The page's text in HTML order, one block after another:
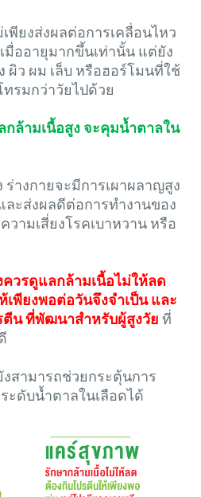
พียงส่งผลต่อการเคลื่อนไหว
มื่ออายุมากขึ้นเท่านั้น แต่ยัง
ว ผม เล็บ หรือฮอร์โมนที่ใช้
รมกว่าวัยไปด้วย
ล้ามเนื้อสูง จะคุมน้ำตาลใน
างกายจะมีการเผาผลาญสูง
ละส่งผลดีต่อการทำงานของ
ามเสี่ยงโรคเบาหวาน หรือ
ควรดูแลกล้ามเนื้อไม่ให้ลด
เพียงพอต่อวันจึงจำเป็น และ
ตีน ที่พัฒนาสำหรับผู้สูงวัย ที่
สามารถช่วยกระตุ้นการ
ะดับน้ำตาลในเลือดได้